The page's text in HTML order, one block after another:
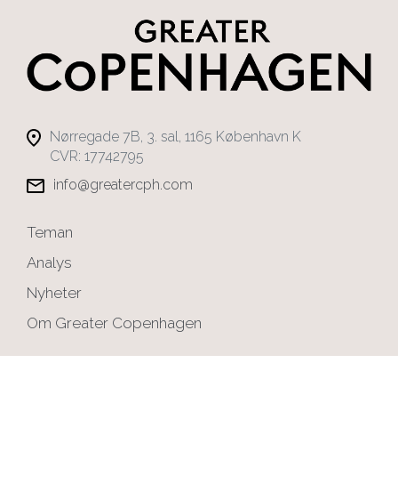
Nørregade 7B, 3. sal, 1165 København K
CVR: 17742795
info@greatercph.com
Teman
Analys
Nyheter
Om Greater Copenhagen